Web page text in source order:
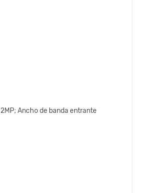
Ancho de banda entrante